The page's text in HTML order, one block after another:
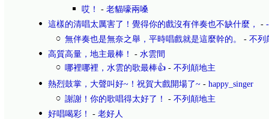
哎！
- 老貓嚎兩嗓
這樣的清唱太厲害了！覺得你的戲沒有伴奏也不缺什麼，
-
無伴奏也是無奈之舉，平時唱戲就是這麼幹的。
- 不列
高質高量，地主最棒！
- 水雲間
哪裡哪裡，水雲的歌最棒👍 - 不列顛地主
熱烈鼓掌，大聲叫好~！祝賀大戲開場了~ - happy_singer
謝謝！你的歌唱得太好了！
- 不列顛地主
好唱喝彩！
- 老好人